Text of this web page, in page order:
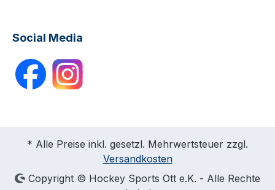
Social Media
* Alle Preise inkl. gesetzl. Mehrwertsteuer zzgl.
Versandkosten
Copyright © Hockey Sports Ott e.K. - Alle Rechte